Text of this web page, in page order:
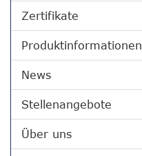
Zertifikate
Produktinformationen
News
Stellenangebote
Über uns